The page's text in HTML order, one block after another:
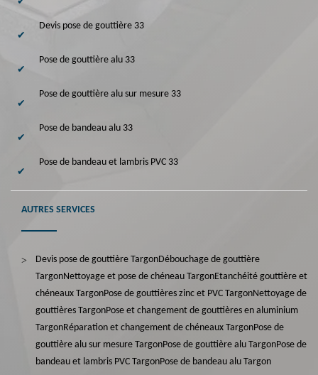
Devis pose de gouttière 33
Pose de gouttière alu 33
Pose de gouttière alu sur mesure 33
Pose de bandeau alu 33
Pose de bandeau et lambris PVC 33
AUTRES SERVICES
Devis pose de gouttière TargonDébouchage de gouttière
TargonNettoyage et pose de chéneau TargonEtanchéité gouttière et
chéneaux TargonPose de gouttières zinc et PVC TargonNettoyage de
gouttières TargonPose et changement de gouttières en aluminium
TargonRéparation et changement de chéneaux TargonPose de
gouttière alu sur mesure TargonPose de gouttière alu TargonPose de
bandeau et lambris PVC TargonPose de bandeau alu Targon